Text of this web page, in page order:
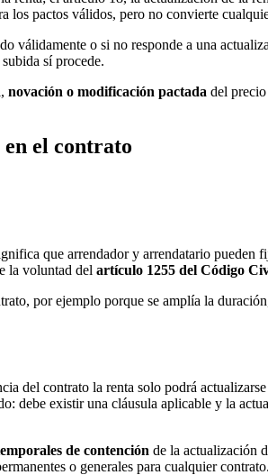
los pactos válidos, pero no convierte
válidamente o si no responde a una
sí procede.
, novación o modificación pactada del
el contrato
que arrendador y arrendatario
la voluntad del artículo 1255 del Código
por ejemplo porque se amplía la
del contrato la renta solo podrá
debe existir una cláusula aplicable y la
de contención de la actualización
o generales para cualquier contrato.